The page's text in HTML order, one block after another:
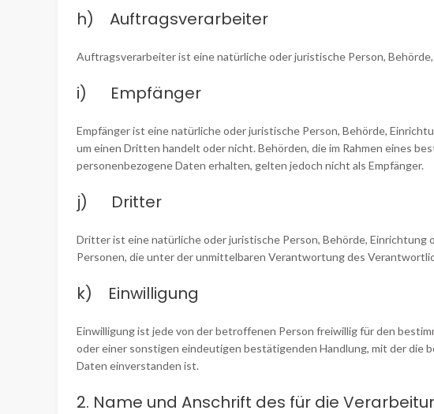
h) Auftragsverarbeiter
Auftragsverarbeiter ist eine natürliche oder juristische Person,
i) Empfänger
Empfänger ist eine natürliche oder juristische Person, Behörde,
um einen Dritten handelt oder nicht. Behörden, die im Rahmen eines
personenbezogene Daten erhalten, gelten jedoch nicht als Empfänger.
j) Dritter
Dritter ist eine natürliche oder juristische Person, Behörde,
Personen, die unter der unmittelbaren Verantwortung des
k) Einwilligung
Einwilligung ist jede von der betroffenen Person freiwillig für den
oder einer sonstigen eindeutigen bestätigenden Handlung, mit der die
Daten einverstanden ist.
2. Name und Anschrift des für die